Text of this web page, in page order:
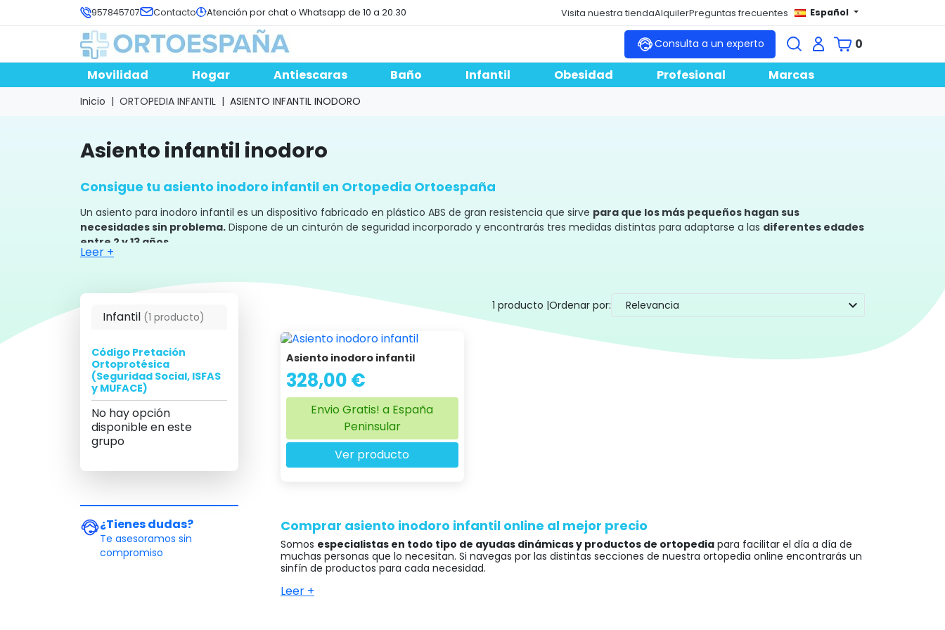
957845707 Contacto Atención por chat o Whatsapp de 10 a 20.30 Visita nuestra tiendaAlquilerPreguntas frecuentes Español
Consulta a un experto
0
Movilidad
Hogar Antiescaras Baño Infantil Obesidad Profesional Marcas
Inicio ORTOPEDIA INFANTIL ASIENTO INFANTIL INODORO
asiento infantil inodoro
Consigue tu asiento inodoro infantil en Ortopedia Ortoespaña
Un asiento para inodoro infantil es un dispositivo fabricado en plástico ABS de gran resistencia que sirve para que los más pequeños hagan sus
necesidades sin problema. Dispone de un cinturón de seguridad incorporado y encontrarás tres medidas distintas para adaptarse a las diferentes edades
entre 2 y 13 años.
poner en riesgo su integridad física por desequilibrios, deslizamientos o balanceos.
El material de construcción del
asiento para inodoro infantil es ABS,un tipo de plástico que permite la limpieza de modo sencillo para desinfectar. La casa
comercial que pone a tu disposición esta tecnología a través de Ortopedia Ortoespaña es Ayudas Dinámicas.
Leer +
Infantil (1 producto)
Código Pretación
Ortoprotésica
(Seguridad Social, ISFAS
y MUFACE)
No hay opción
disponible en este
grupo
¿Tienes dudas?
Te asesoramos sin
compromiso
1 producto |Ordenar por: Relevancia expand_more
Asiento inodoro infantil
328,00 €
Envio Gratis! a España
Peninsular
Ver producto
Comprar asiento inodoro infantil online al mejor precio
Somos especialistas en todo tipo de ayudas dinámicas y productos de ortopedia para facilitar el día a día de
muchas personas que lo necesitan. Si navegas por las distintas secciones de nuestra ortopedia online encontrarás un
sinfín de productos para cada necesidad.
Gracias a nuestro equipo de profesionales, recibirás un trato cercano y personalizado por parte de personas que
Leer +